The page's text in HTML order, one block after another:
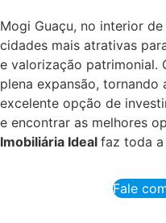
Mogi Guaçu, no interior
cidades mais atrativas
e valorização patrimonial.
plena expansão, tornando
excelente opção de
e encontrar as melhores
Imobiliária Ideal faz toda
Fale